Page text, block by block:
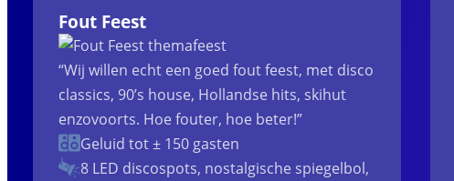
Fout Feest
“Wij willen echt een goed fout feest, met disco
classics, 90’s house, Hollandse hits, skihut
enzovoorts. Hoe fouter, hoe beter!”
Geluid tot ± 150 gasten
8 LED discospots, nostalgische spiegelbol,